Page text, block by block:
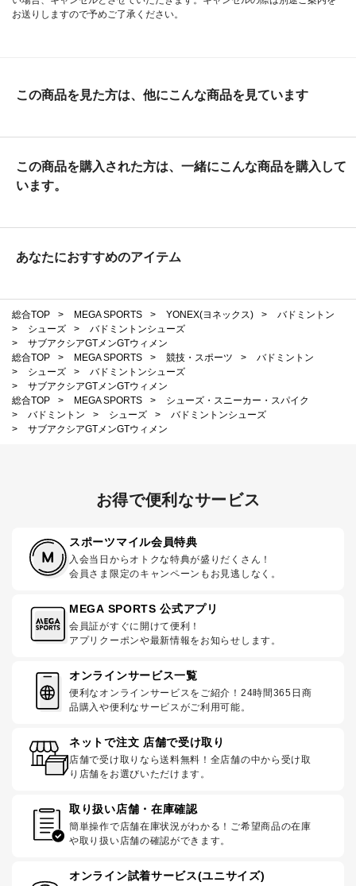
お送りしますので予めご了承ください。
この商品を見た方は、他にこんな商品を見ています
この商品を購入された方は、一緒にこんな商品を購入して
います。
あなたにおすすめのアイテム
総合TOP > MEGA SPORTS > YONEX(ヨネックス) >
バドミントン
>
シューズ >
バドミントンシューズ
>
サブアクシアGTメンGTウィメン
総合TOP
> MEGA SPORTS > 競技・スポーツ >
バドミントン
>
シューズ >
バドミントンシューズ
>
サブアクシアGTメンGTウィメン
総合TOP
> MEGA SPORTS >
シューズ・スニーカー・スパイク
>
バドミントン > シューズ >
バドミントンシューズ
>
サブアクシアGTメンGTウィメン
お得で便利なサービス
スポーツマイル会員特典
入会当日からオトクな特典が盛りだくさん！
会員さま限定のキャンペーンもお見逃しなく。
MEGA SPORTS 公式アプリ
会員証がすぐに開けて便利！
アプリクーポンや最新情報をお知らせします。
オンラインサービス一覧
便利なオンラインサービスをご紹介！24時間365日商
品購入や便利なサービスがご利用可能。
ネットで注文 店舗で受け取り
店舗で受け取りなら送料無料！全店舗の中から受け取
り店舗をお選びいただけます。
取り扱い店舗・在庫確認
簡単操作で店舗在庫状況がわかる！ご希望商品の在庫
や取り扱い店舗の確認ができます。
オンライン試着サービス(ユニサイズ)